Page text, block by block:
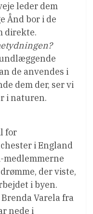
leder dem
Ånd bor i de
direkte.
de anvendes i
dem der, ser vi
i naturen.
for
i England
medlemmerne
der viste,
i byen.
Varela fra
nede i